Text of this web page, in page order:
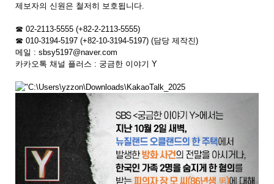
제보자의 신원은 철저히 보호됩니다.
☎ 02-2113-5555 (+82-2-2113-5555)
☎ 010-3194-5197 (+82-10-3194-5197) (담당 제작진)
메일 : sbsy5197@naver.com
카카오톡 채널 플러스 : 궁금한 이야기 Y